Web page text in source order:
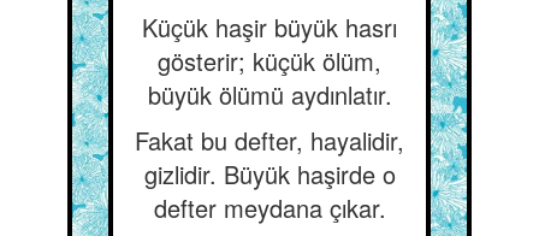
Küçük haşir büyük hasrı
gösterir; küçük ölüm,
büyük ölümü aydınlatır.
Fakat bu defter, hayalidir,
gizlidir. Büyük haşirde o
defter meydana çıkar.